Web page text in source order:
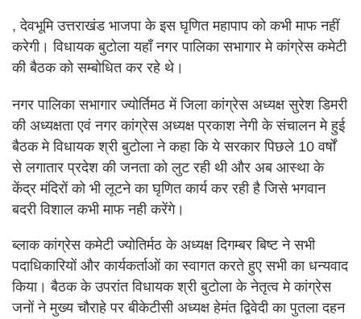
, देवभूमि उत्तराखंड भाजपा के इस घृणित महापाप को कभी माफ नहीं
करेगी। विधायक बुटोला यहाँ नगर पालिका सभागार मे कांग्रेस कमेटी
की बैठक को सम्बोधित कर रहे थे।
नगर पालिका सभागार ज्योर्तिमठ में जिला कांग्रेस अध्यक्ष सुरेश डिमरी
की अध्यक्षता एवं नगर कांग्रेस अध्यक्ष प्रकाश नेगी के संचालन मे हुई
बैठक मे विधायक श्री बुटोला ने कहा कि ये सरकार पिछले 10 वर्षों
से लगातार प्रदेश की जनता को लुट रही थी और अब आस्था के
केंद्र मंदिरों को भी लूटने का घृणित कार्य कर रही है जिसे भगवान
बदरी विशाल कभी माफ नही करेंगे।
ब्लाक कांग्रेस कमेटी ज्योतिर्मठ के अध्यक्ष दिगम्बर बिष्ट ने सभी
पदाधिकारियों और कार्यकर्ताओं का स्वागत करते हुए सभी का धन्यवाद
किया। बैठक के उपरांत विधायक श्री बुटोला के नेतृत्व मे कांग्रेस
जनों ने मुख्य चौराहे पर बीकेटीसी अध्यक्ष हेमंत द्विवेदी का पुतला दहन